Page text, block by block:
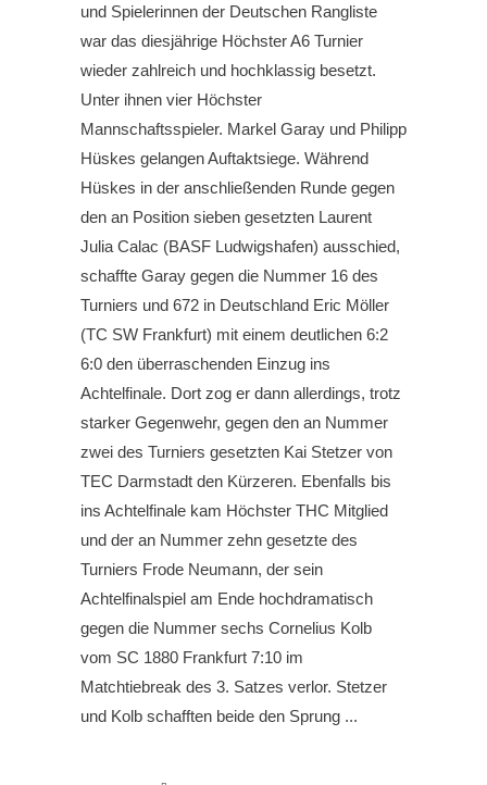
und Spielerinnen der Deutschen Rangliste
war das diesjährige Höchster A6 Turnier
wieder zahlreich und hochklassig besetzt.
Unter ihnen vier Höchster
Mannschaftsspieler. Markel Garay und Philipp
Hüskes gelangen Auftaktsiege. Während
Hüskes in der anschließenden Runde gegen
den an Position sieben gesetzten Laurent
Julia Calac (BASF Ludwigshafen) ausschied,
schaffte Garay gegen die Nummer 16 des
Turniers und 672 in Deutschland Eric Möller
(TC SW Frankfurt) mit einem deutlichen 6:2
6:0 den überraschenden Einzug ins
Achtelfinale. Dort zog er dann allerdings, trotz
starker Gegenwehr, gegen den an Nummer
zwei des Turniers gesetzten Kai Stetzer von
TEC Darmstadt den Kürzeren. Ebenfalls bis
ins Achtelfinale kam Höchster THC Mitglied
und der an Nummer zehn gesetzte des
Turniers Frode Neumann, der sein
Achtelfinalspiel am Ende hochdramatisch
gegen die Nummer sechs Cornelius Kolb
vom SC 1880 Frankfurt 7:10 im
Matchtiebreak des 3. Satzes verlor. Stetzer
und Kolb schafften beide den Sprung